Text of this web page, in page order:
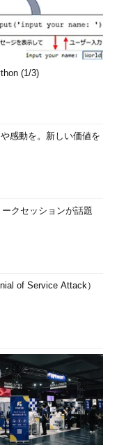
。Webア
問題を発
ションセ
う言葉が
キュリテ
点で情報
る。教科
に異論を
なるべき
構築に意
で情
援を行っ
ィの融合を
(1/3)
感動を。新しい価値を
クセッションが話題
of Service Attack）